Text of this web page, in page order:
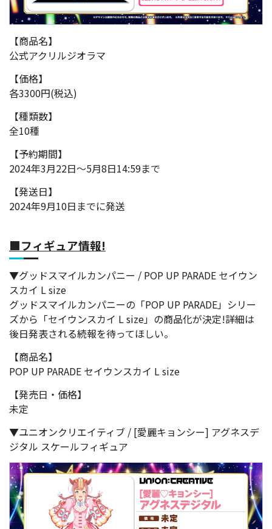
【商品名】
公式アクリルジオラマ
【価格】
各3300円(税込)
【種類数】
全10種
【予約期間】
2024年3月22日～5月8日14:59まで
【発送日】
2024年9月10日までに発送
■フィギュア情報!
▼グッドスマイルカンパニー / POP UP PARADE セイウン
スカイ L size
グッドスマイルカンパニーの「POP UP PARADE」シリー
ズから「セイウンスカイ L size」の商品化が決定!詳細は
後日発表される続報を待ってほしい。
【商品名】
POP UP PARADE セイウンスカイ L size
【発売日・価格】
未定
▼ユニオンクリエイティブ / [愛麗キョンシー] アグネスデ
ジタル スケールフィギュア